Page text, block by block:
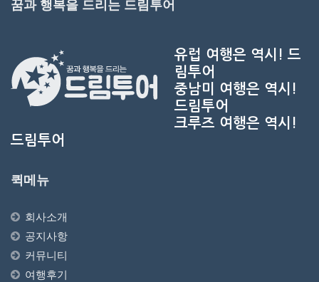
꿈과 행복을 드리는 드림투어
유럽 여행은 역시! 드
림투어
중남미 여행은 역시!
드림투어
크루즈 여행은 역시!
드림투어
퀵메뉴
회사소개
공지사항
커뮤니티
여행후기